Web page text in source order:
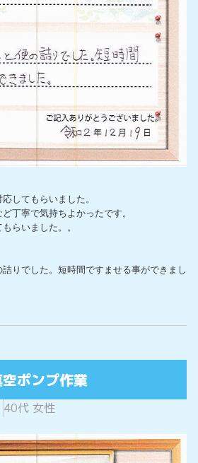
してもらいました。
丁寧で気持ちよかったです。
らいました。。
りでした。短時間ですませる事ができまし
ポンプ作業
40代 女性